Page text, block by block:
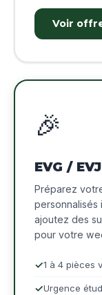
Voir
🎉
EVG /
Préparez
personnalisés
ajoutez des
pour votre
1 à 4 pièces
Urgence